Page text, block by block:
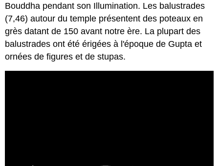
Bouddha pendant son Illumination. Les balustrades
(7,46) autour du temple présentent des poteaux en
grès datant de 150 avant notre ère. La plupart des
balustrades ont été érigées à l'époque de Gupta et
ornées de figures et de stupas.